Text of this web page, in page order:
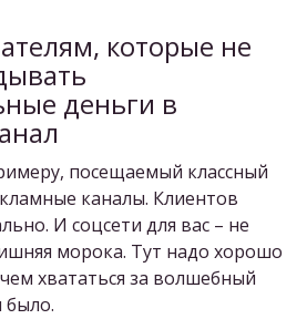
которые не
деньги в
посещаемый классный
каналы. Клиентов
И соцсети для вас – не
морока. Тут надо хорошо
хвататься за волшебный
было.